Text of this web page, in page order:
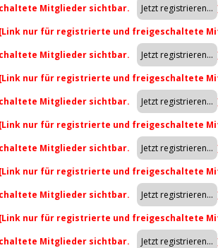
Mitglieder sichtbar.
[Link nur für registrierte und freigeschaltete
Mitglieder sichtbar.
[Link nur für registrierte und freigeschaltete
Mitglieder sichtbar.
[Link nur für registrierte und freigeschaltete
Mitglieder sichtbar.
[Link nur für registrierte und freigeschaltete
Mitglieder sichtbar.
[Link nur für registrierte und freigeschaltete
Mitglieder sichtbar.